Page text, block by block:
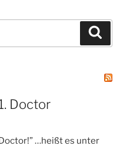
Doctor
…heißt es unter